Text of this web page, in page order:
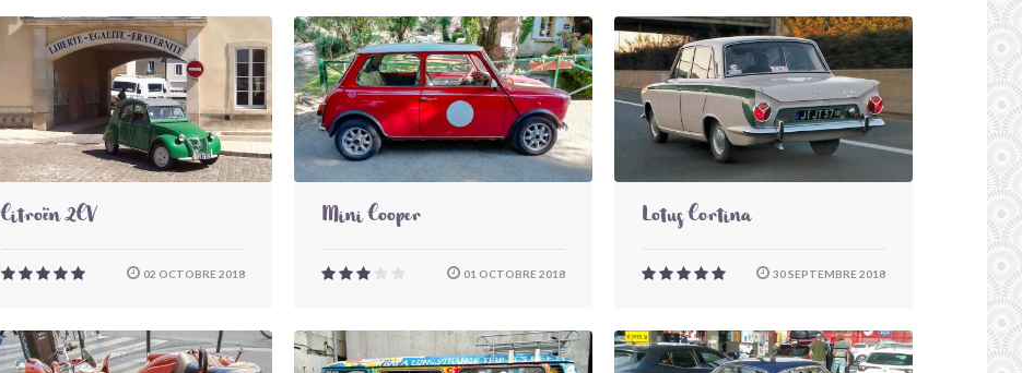
Citroën 2CV
02 OCTOBRE 2018
Mini Cooper
01 OCTOBRE 2018
Lotus Cortina
30 SEPTEMBRE 2018